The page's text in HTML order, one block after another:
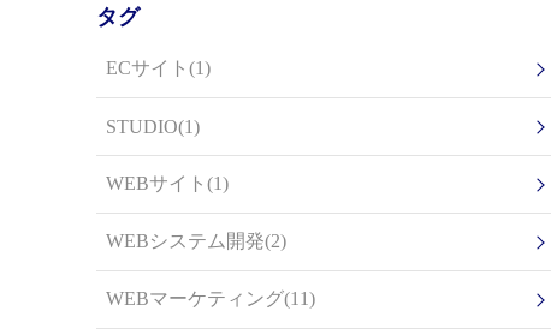
タグ
ECサイト(1)
STUDIO(1)
WEBサイト(1)
WEBシステム開発(2)
WEBマーケティング(11)